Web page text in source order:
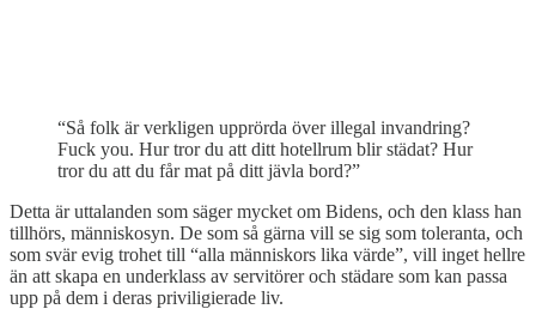
“Så folk är verkligen upprörda över illegal invandring?
Fuck you. Hur tror du att ditt hotellrum blir städat? Hur
tror du att du får mat på ditt jävla bord?”
Detta är uttalanden som säger mycket om Bidens, och den klass han
tillhörs, människosyn. De som så gärna vill se sig som toleranta, och
som svär evig trohet till “alla människors lika värde”, vill inget hellre
än att skapa en underklass av servitörer och städare som kan passa
upp på dem i deras priviligierade liv.